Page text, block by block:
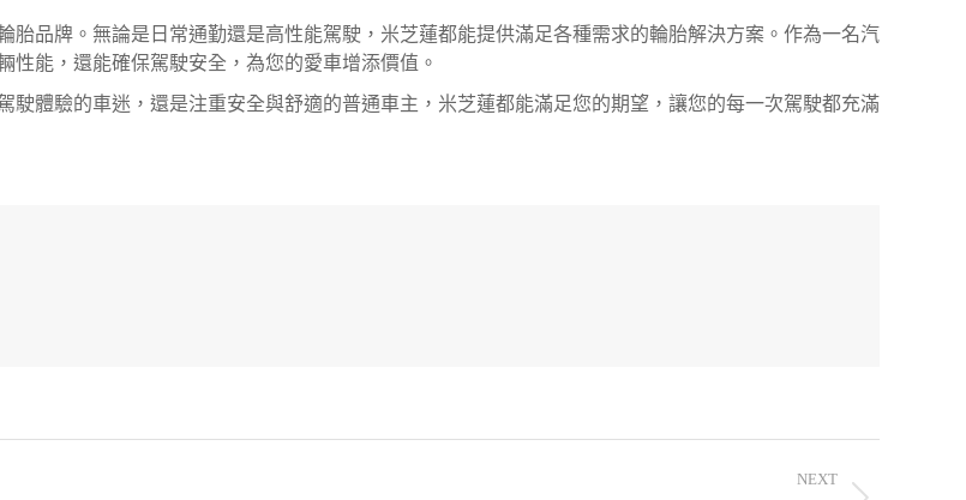
品牌。無論是日常通勤還是高性能駕駛，米芝蓮都能提供滿足各種需求的輪胎解決方案。作為一名汽
能，還能確保駕駛安全，為您的愛車增添價值。
體驗的車迷，還是注重安全與舒適的普通車主，米芝蓮都能滿足您的期望，讓您的每一次駕駛都充滿
NEXT